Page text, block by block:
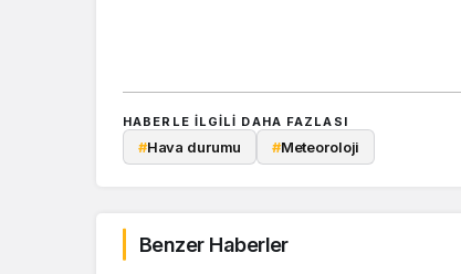
HABERLE ILGILI DAHA FAZLASI
#Hava durumu #Meteoroloji
Benzer Haberler